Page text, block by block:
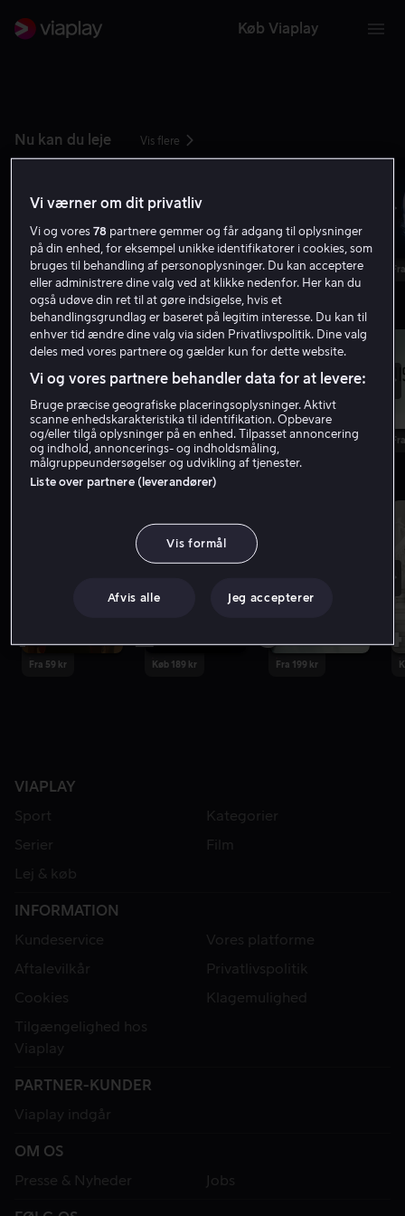
Køb Viaplay
Nu kan du leje Vis flere
Fra 59 kr Fra 59 kr
Nyheder Vis flere
Køb 189 kr Køb 149 kr
Købstoppen Vis flere
1
Fra 59 kr
2
Køb 189 kr
3
Fra 199 kr
4
VIAPLAY
Sport
Kategorier
Serier
Film
Lej & køb
INFORMATION
Kundeservice
Vores platforme
Aftalevilkår
Privatlivspolitik
Cookies
Klagemulighed
Tilgængelighed hos
Viaplay
PARTNER-KUNDER
Viaplay indgår
OM OS
Presse & Nyheder
Jobs
Vi værner om dit privatliv
Vi og vores78 partnere gemmer og får adgang til oplysninger
på din enhed, for eksempel unikke identifikatorer i cookies, som
bruges til behandling af personoplysninger. Du kan acceptere
eller administrere dine valg ved at klikke nedenfor. Her kan du
også udøve din ret til at gøre indsigelse, hvis et
behandlingsgrundlag er baseret på legitim interesse. Du kan til
enhver tid ændre dine valg via siden Privatlivspolitik. Dine valg
deles med vores partnere og gælder kun for dette website.
Vi og vores partnere behandler data for at levere:
Bruge præcise geografiske placeringsoplysninger. Aktivt
scanne enhedskarakteristika til identifikation. Opbevare
og/eller tilgå oplysninger på en enhed. Tilpasset annoncering
og indhold, annoncerings- og indholdsmåling,
målgruppeundersøgelser og udvikling af tjenester.
Liste over partnere (leverandører)
Vis formål
Afvis alle Jeg accepterer